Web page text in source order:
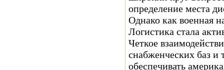
определение места
Однако как военная
Логистика стала
Четкое
снабженческих баз и
обеспечивать